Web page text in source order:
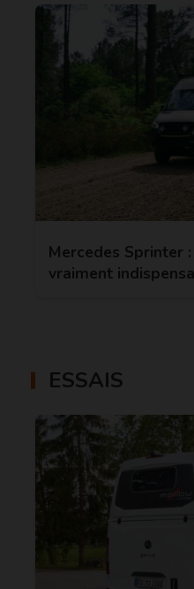
Mercedes Sprinter
vraiment
ESSAIS